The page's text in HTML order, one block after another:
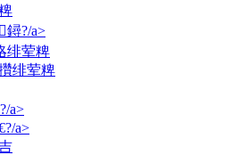
鐞?/a>
绯荤粺
绯荤粺
a>
a>